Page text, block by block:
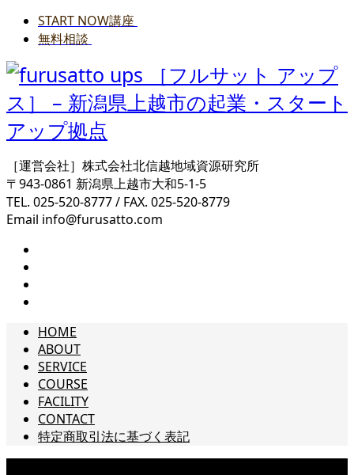
START NOW講座
無料相談
［運営会社］株式会社北信越地域資源研究所
〒943-0861 新潟県上越市大和5-1-5
TEL. 025-520-8777 / FAX. 025-520-8779
Email info@furusatto.com
HOME
ABOUT
SERVICE
COURSE
FACILITY
CONTACT
特定商取引法に基づく表記